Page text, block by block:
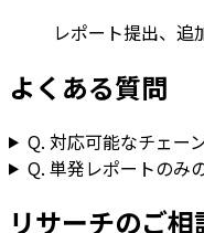
レポート提出、追
よくある質問
Q. 対応可能なチェー
Q. 単発レポートのみ
リサーチのご